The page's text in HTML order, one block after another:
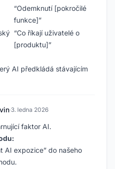
“Odemknutí [pokročilé
funkce]”
“Co říkají uživatelé o
[produktu]”
AI předkládá stávajícím
·3. ledna 2026
faktor AI.
AI expozice” do našeho